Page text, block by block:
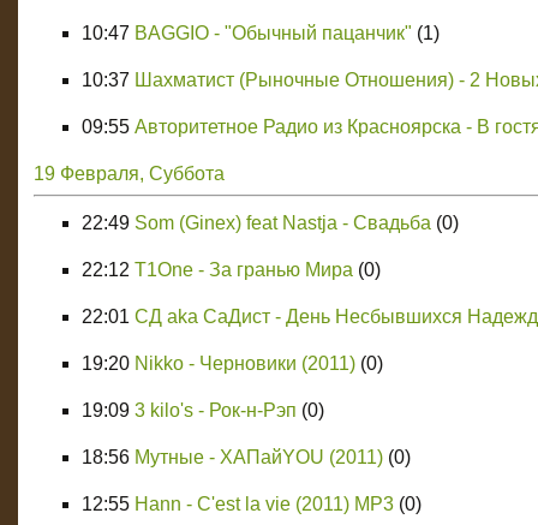
10:47 BAGGIO - "Обычный пацанчик" (1)
10:37 Шахматист (Рыночные Отношения) - 2
09:55 Авторитетное Радио из Красноярска - В
19 Февраля, Суббота
22:49 Som (Ginex) feat Nastja - Свадьба (0)
22:12 T1One - За гранью Мира (0)
22:01 СД aka СаДист - День Несбывшихся
19:20 Nikko - Черновики (2011) (0)
19:09 3 kilo's - Рок-н-Рэп (0)
18:56 Мутные - ХАПайYOU (2011) (0)
12:55 Hann - C'est la vie (2011) MP3 (0)